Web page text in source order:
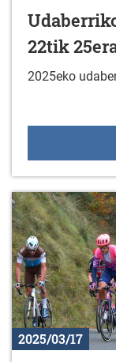
22tik
2025eko
2025/03/17